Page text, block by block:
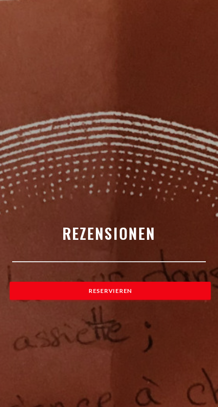
REZENSIONEN
RESERVIEREN